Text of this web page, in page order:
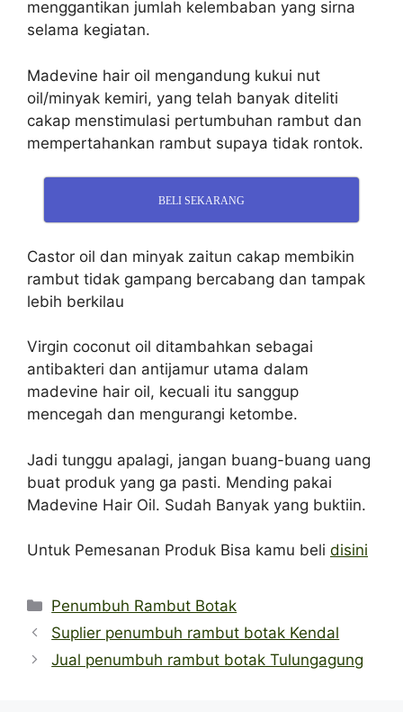
menggantikan jumlah kelembaban yang sirna
selama kegiatan.
Madevine hair oil mengandung kukui nut
oil/minyak kemiri, yang telah banyak diteliti
cakap menstimulasi pertumbuhan rambut dan
mempertahankan rambut supaya tidak rontok.
BELI SEKARANG
Castor oil dan minyak zaitun cakap membikin
rambut tidak gampang bercabang dan tampak
lebih berkilau
Virgin coconut oil ditambahkan sebagai
antibakteri dan antijamur utama dalam
madevine hair oil, kecuali itu sanggup
mencegah dan mengurangi ketombe.
Jadi tunggu apalagi, jangan buang-buang uang
buat produk yang ga pasti. Mending pakai
Madevine Hair Oil. Sudah Banyak yang buktiin.
Untuk Pemesanan Produk Bisa kamu beli disini
Categories
Penumbuh Rambut Botak
Suplier penumbuh rambut botak Kendal
Jual penumbuh rambut botak Tulungagung